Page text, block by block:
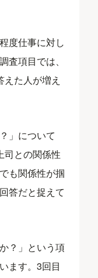
度仕事に対し
査項目では、
た人が増え
」について
司との関係性
も関係性が掴
答だと捉えて
？」という項
ます。3回目